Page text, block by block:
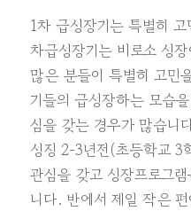
1차 급성장기는 특별히
차급성장기는 비로소 성
많은 분들이 특별히 고민
기들의 급성장하는 모습
심을 갖는 경우가 많습니
성징 2-3년전(초등학교 3
관심을 갖고 성장프로그
니다. 반에서 제일 작은